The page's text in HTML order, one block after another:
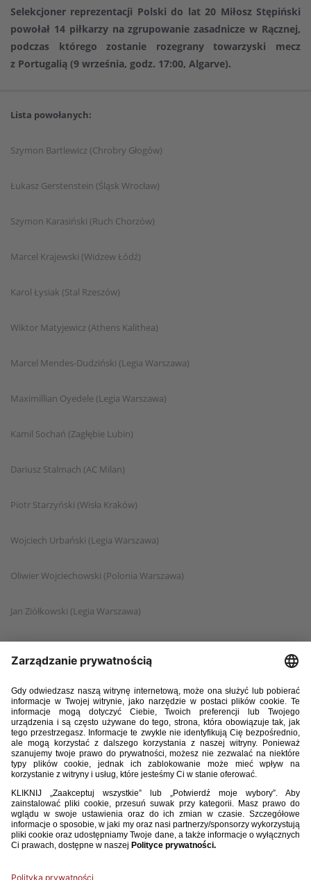
Selekcjoner reprezentacji Polski do lat 20 Miłosz Stępiński
powołał 14 piłkarzy na zgrupowanie zasadnicze w Rącznej,
podczas którego zostanie rozegrany towarzyski mecz
z Portugalią (9 września, godz. 17:00, Algarve).
Lista powołanych:
Szymon Bartlewicz (Chrobry Głogów)
Łukasz Gerstenstein (Śląsk Wrocław)
Szymon Karasiński (Ruch Chorzów)
Marcel Krajewski (Widzew Łódź)
Karol Łysiak (Stal Rzeszów)
Wiktor Matyjewicz (Athens Kalithea)
Marcel Mendes-Dudziński (Legia Warszawa)
Maximillian Oyedele (Legia Warszawa)
Kamil Sochań (Zagłębie Lubin)
Dariusz Stalmach (AC Milan)
Piotr Starzyński (Wisła Kraków)
Wojciech Urbański (Legia Warszawa)
Oliwier Wojciechowski (Polonia Warszawa)
Jan Ziółkowski (Legia Warszawa)
Tommaso Guercio (Śląsk Wrocław)
Jordan Majchrzak (Legia Warszawa)
Iwo Kaczmarski (Miedź Legnica)
Maciej Kikolski (Radomiak Radom)